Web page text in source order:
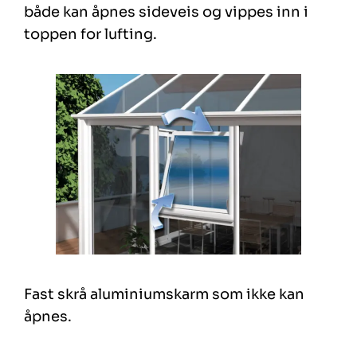
både kan åpnes sideveis og vippes inn i
toppen for lufting.
Fast skrå aluminiumskarm som ikke kan
åpnes.